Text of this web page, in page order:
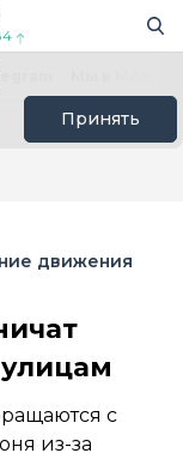
Принять
движения
с
из-за